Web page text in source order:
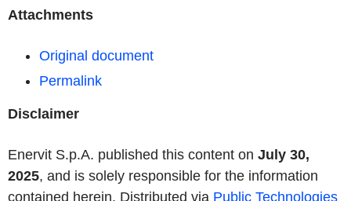
Attachments
Original document
Permalink
Disclaimer
Enervit S.p.A. published this content on July 30,
2025, and is solely responsible for the information
contained herein. Distributed via Public Technologies